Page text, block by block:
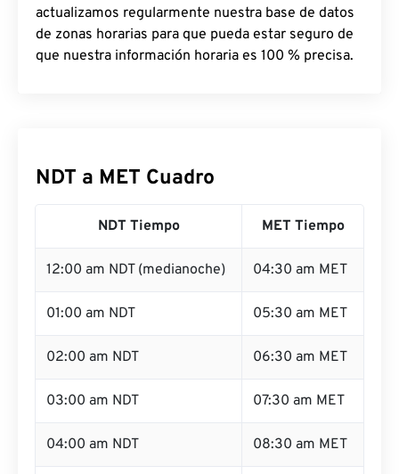
actualizamos regularmente nuestra base de datos
de zonas horarias para que pueda estar seguro de
que nuestra información horaria es 100 % precisa.
NDT a MET Cuadro
NDT Tiempo MET Tiempo
12:00 am NDT (medianoche) 04:30 am MET
01:00 am NDT 05:30 am MET
02:00 am NDT 06:30 am MET
03:00 am NDT 07:30 am MET
04:00 am NDT 08:30 am MET